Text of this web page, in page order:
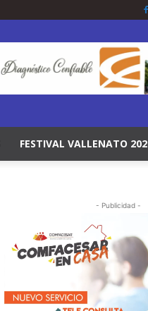
FESTIVAL VALLENATO
- Publicidad -